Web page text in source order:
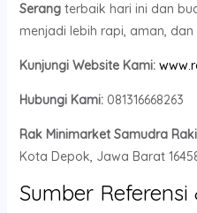
Serangterbaik hari ini dan
menjadi lebih rapi, aman, dan
Kunjungi Website Kami:
Hubungi Kami:081316668263
Rak Minimarket Samudra
Kota Depok, Jawa Barat
Sumber